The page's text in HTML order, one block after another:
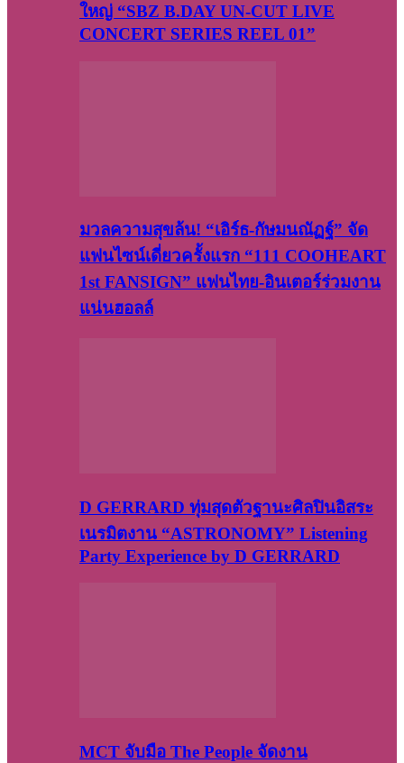
ใหญ่ “SBZ B.DAY UN-CUT LIVE
CONCERT SERIES REEL 01”
มวลความสุขล้น! “เอิร์ธ-กัษมนณัฏฐ์” จัด
แฟนไซน์เดี่ยวครั้งแรก “111 COOHEART
1st FANSIGN” แฟนไทย-อินเตอร์ร่วมงาน
แน่นฮอลล์
D GERRARD ทุ่มสุดตัวฐานะศิลปินอิสระ
เนรมิตงาน “ASTRONOMY” Listening
Party Experience by D GERRARD
MCT จับมือ The People จัดงาน